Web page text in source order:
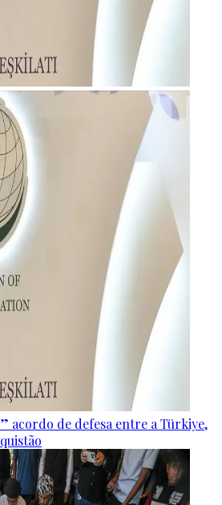
acordo de defesa entre a Türkiye,